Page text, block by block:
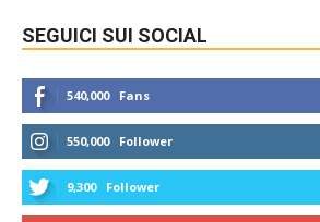
SEGUICI SUI SOCIAL
540,000 Fans
550,000 Follower
9,300 Follower